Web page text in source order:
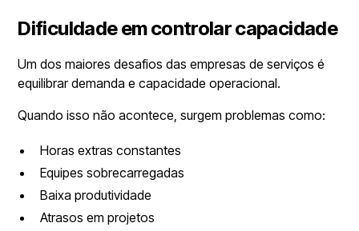
Dificuldade em controlar capacidade
Um dos maiores desafios das empresas de serviços é
equilibrar demanda e capacidade operacional.
Quando isso não acontece, surgem problemas como:
Horas extras constantes
Equipes sobrecarregadas
Baixa produtividade
Atrasos em projetos